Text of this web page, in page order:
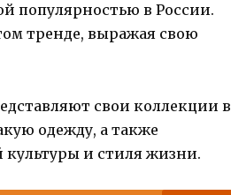
популярностью в России.
тренде, выражая свою
свои коллекции в
одежду, а также
культуры и стиля жизни.